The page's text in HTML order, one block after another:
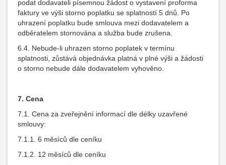
podat dodavateli písemnou žádost o vystavení proforma
faktury ve výši storno poplatku se splatností 5 dnů. Po
uhrazení poplatku bude smlouva mezi dodavatelem a
odběratelem stornována a služba bude zrušena.
6.4. Nebude-li uhrazen storno poplatek v termínu
splatnosti, zůstává objednávka platná v plné výši a žádosti
o storno nebude dále dodavatelem vyhověno.
7. Cena
7.1. Cena za zveřejnění informací dle délky uzavřené
smlouvy:
7.1.1. 6 měsíců dle ceníku
7.1.2. 12 měsíců dle ceníku